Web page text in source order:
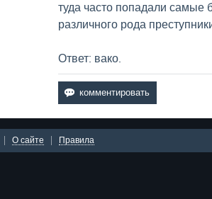
туда часто попадали самые
различного рода
Ответ: вако.
О сайте Правила